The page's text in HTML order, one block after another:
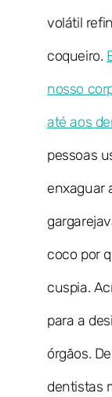
volátil
coqueiro.
nosso
até aos
pessoas
enxaguar
coco por
cuspia.
para a
órgãos.
dentistas